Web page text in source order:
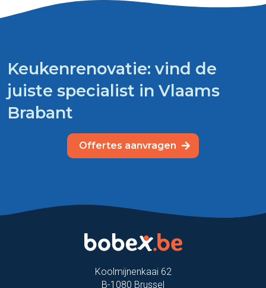
Keukenrenovatie: vind de
juiste specialist in Vlaams
Brabant
Offertes aanvragen
Koolmijnenkaai 62
B-1080 Brussel